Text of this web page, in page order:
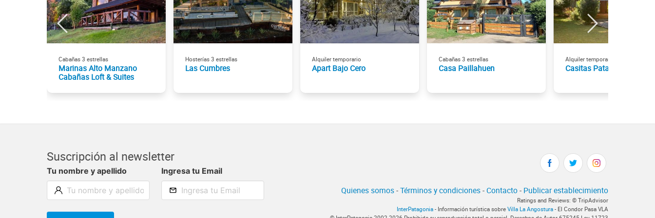
Cabañas 3 estrellas
Marinas Alto Manzano
Cabañas Loft & Suites
Hosterías 3 estrellas
Las Cumbres
Alquiler temporario
Apart Bajo Cero
Cabañas 3 estrellas
Casa Paillahuen
Alquiler temporario
Casitas Patagónicas
Suscripción al newsletter
Tu nombre y apellido Ingresa tu Email
Quienes somos-Términos y condiciones- Contacto- Publicar establecimiento
Ratings and Reviews: © TripAdvisor
InterPatagonia - Información turística sobre Villa La Angostura - El Condor Pasa VLA